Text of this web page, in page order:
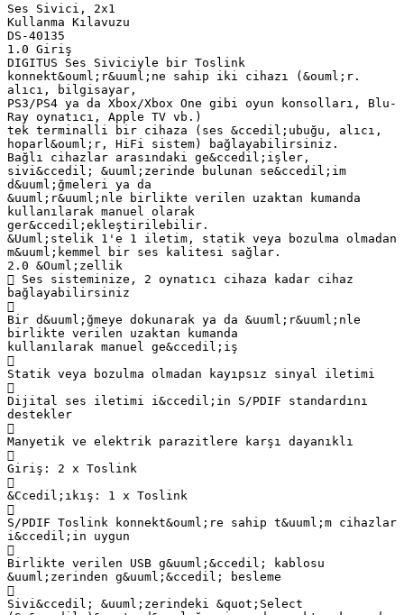
Ses Sivici, 2x1
Kullanma Kılavuzu
DS-40135
1.0 Giriş
DIGITUS Ses Siviciyle bir Toslink
konnekt&ouml;r&uuml;ne sahip iki cihazı (&ouml;r.
alıcı, bilgisayar,
PS3/PS4 ya da Xbox/Xbox One gibi oyun konsolları, Blu-
Ray oynatıcı, Apple TV vb.)
tek terminalli bir cihaza (ses &ccedil;ubuğu, alıcı,
hoparl&ouml;r, HiFi sistem) bağlayabilirsiniz.
Bağlı cihazlar arasındaki ge&ccedil;işler,
sivi&ccedil; &uuml;zerinde bulunan se&ccedil;im
d&uuml;ğmeleri ya da
&uuml;r&uuml;nle birlikte verilen uzaktan kumanda
kullanılarak manuel olarak
ger&ccedil;ekleştirilebilir.
&Uuml;stelik 1'e 1 iletim, statik veya bozulma olmadan
m&uuml;kemmel bir ses kalitesi sağlar.
2.0 &Ouml;zellik
 Ses sisteminize, 2 oynatıcı cihaza kadar cihaz
bağlayabilirsiniz

Bir d&uuml;ğmeye dokunarak ya da &uuml;r&uuml;nle
birlikte verilen uzaktan kumanda
kullanılarak manuel ge&ccedil;iş

Statik veya bozulma olmadan kayıpsız sinyal iletimi

Dijital ses iletimi i&ccedil;in S/PDIF standardını
destekler

Manyetik ve elektrik parazitlere karşı dayanıklı

Giriş: 2 x Toslink

&Ccedil;ıkış: 1 x Toslink

S/PDIF Toslink konnekt&ouml;re sahip t&uuml;m cihazlar
i&ccedil;in uygun

Birlikte verilen USB g&uuml;&ccedil; kablosu
&uuml;zerinden g&uuml;&ccedil; besleme

Sivi&ccedil; &uuml;zerindeki &quot;Select